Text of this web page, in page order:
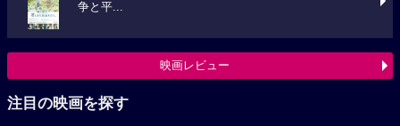
争と平...
映画レビュー
注目の映画を探す